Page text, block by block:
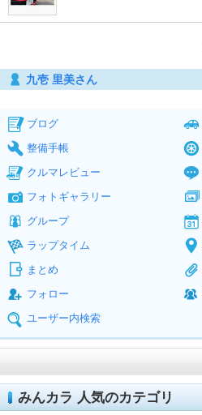
九壱 里美さん
ブログ
整備手帳
クルマレビュー
フォトギャラリー
グループ
ラップタイム
まとめ
フォロー
ユーザー内検索
みんカラ 人気のカテゴリ